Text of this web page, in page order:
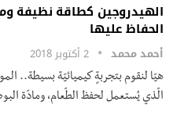
الهيدروجين كطاقة نظيفة
الحفاظ عليها
أحمد محمد 2 أكتوبر 2018
هيّا لنقوم بتجربةٍ كيميائيّة بسيطة..
الّذي يُستعمل لحفظ الطّعام، ومادّة